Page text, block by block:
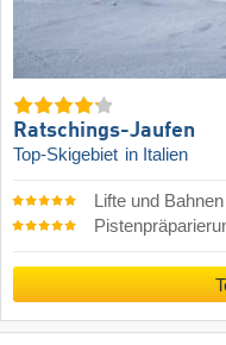
Ratschings-Jaufen
Top-Skigebiet in Italien
Lifte und Bahnen